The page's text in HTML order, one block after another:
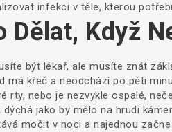
infekci v těle, kterou
Dělat, Když
být lékař, ale musíte znát
má křeč a neodchází po pěti
rty, nebo je nezvykle ospalé,
dýchá jako by mělo na hrudi
močit v noci a najednou